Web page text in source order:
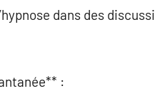
dans des
: